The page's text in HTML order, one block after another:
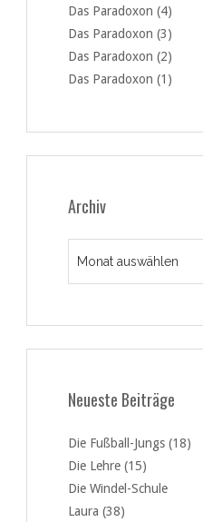
Das Paradoxon (4)
Das Paradoxon (3)
Das Paradoxon (2)
Das Paradoxon (1)
Archiv
Neueste Beiträge
Die Fußball-Jungs (18)
Die Lehre (15)
Die Windel-Schule
Laura (38)